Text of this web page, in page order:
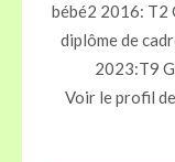
bébé2 2016: T2
diplôme de
2023:T9
Voir le profil de